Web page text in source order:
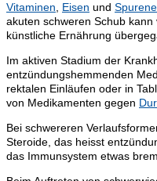
Vitaminen, Eisen und
akuten schweren Schub
künstliche Ernährung
Im aktiven Stadium der
entzündungshemmenden
rektalen Einläufen oder in
von Medikamenten gegen
Bei schwereren
Steroide, das heisst
das Immunsystem etwas